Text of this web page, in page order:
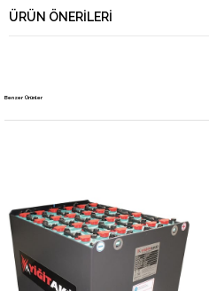
ÜRÜN ÖNERILERI
Benzer Ürünler